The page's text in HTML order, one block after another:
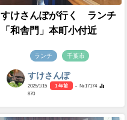
すけさんぽが行く ランチ
「和舎門」本町小付近
ランチ 千葉市
すけさんぽ
2025/1/15 1 年前
- №17174
870